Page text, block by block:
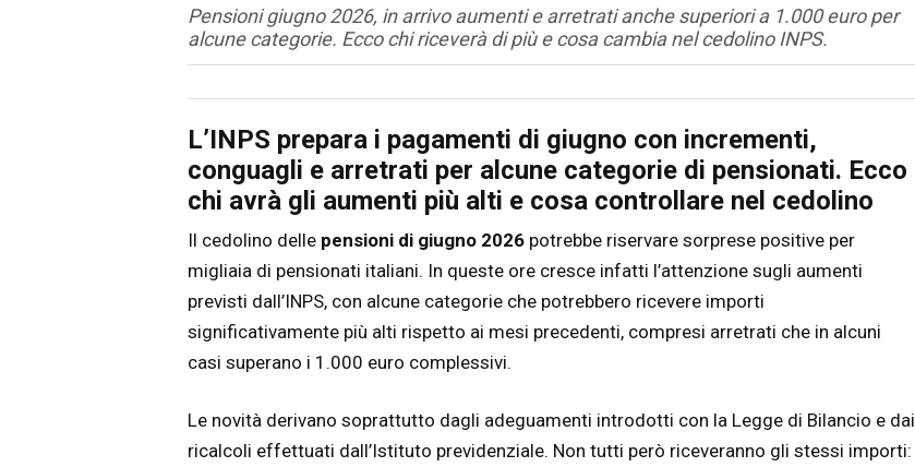
Pensioni giugno 2026, in arrivo aumenti e arretrati anche superiori a 1.000 euro per
alcune categorie. Ecco chi riceverà di più e cosa cambia nel cedolino INPS.
Articolo
Testo articolo principale
L’INPS prepara i pagamenti di giugno con incrementi,
conguagli e arretrati per alcune categorie di pensionati. Ecco
chi avrà gli aumenti più alti e cosa controllare nel cedolino
Il cedolino delle pensioni di giugno 2026potrebbe riservare sorprese positive per
migliaia di pensionati italiani. In queste ore cresce infatti l’attenzione sugli aumenti
previsti dall’INPS, con alcune categorie che potrebbero ricevere importi
significativamente più alti rispetto ai mesi precedenti, compresi arretrati che in alcuni
casi superano i 1.000 euro complessivi.
Le novità derivano soprattutto dagli adeguamenti introdotti con la Legge di Bilancio e dai
ricalcoli effettuati dall’Istituto previdenziale. Non tutti però riceveranno gli stessi importi: